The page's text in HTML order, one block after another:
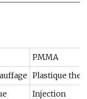
PMMA
Plastique
Injection